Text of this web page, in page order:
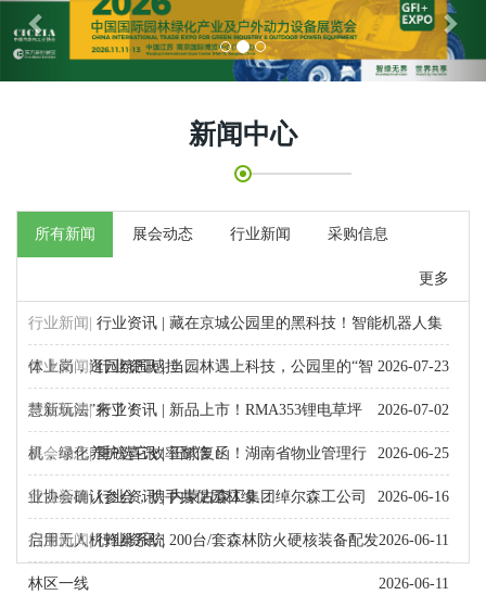
新闻中心
所有新闻 展会动态 行业新闻 采购信息
更多
行业新闻| 行业资讯 | 藏在京城公园里的黑科技！智能机器人集
体上岗，逛园氛围感拉... 2026-07-23
行业新闻|行业资讯 | 当园林遇上科技，公园里的“智
慧新玩法”来了！ 2026-07-02
行业新闻|行业资讯 | 新品上市！RMA353锂电草坪
机，绿化养护选它效率翻倍！ 2026-06-25
展会动态|重磅喜讯 | 正式复函！湖南省物业管理行
业协会确认参会，携手共促园林绿... 2026-06-16
行业新闻|行业资讯 | 内蒙古森工集团绰尔森工公司
启用无人机蜂巢系统 2026-06-11
行业新闻|行业资讯 | 200台/套森林防火硬核装备配发
林区一线 2026-06-11